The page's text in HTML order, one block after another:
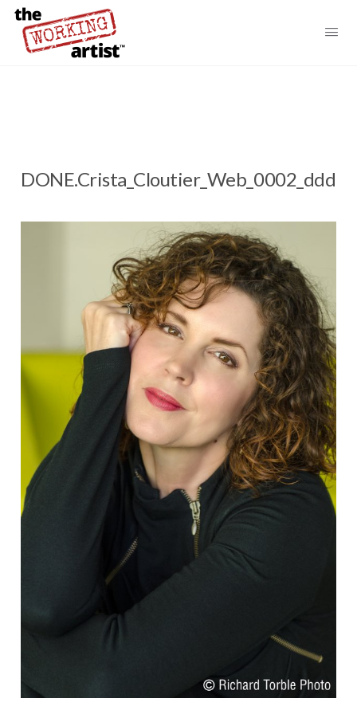
DONE.Crista_Cloutier_Web_0002_ddd